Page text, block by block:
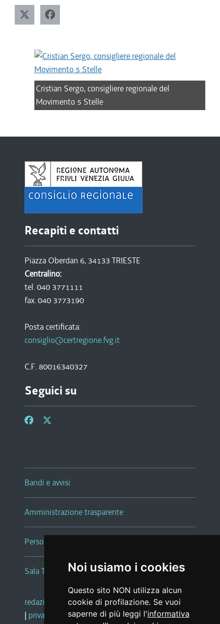
Noi usiamo i cookies
Questo sito NON utilizza alcun
cookie di profilazione. Se vuoi
saperne di più leggi l'informativa
Cristian Sergo, consigliere regionale del
Movimento 5 Stelle
Recapiti e contatti
Piazza Oberdan 6, 34133 TRIESTE
Centralino:
tel. 040 3771111
fax. 040 3773190
Posta certificata:
consiglio@certregione.fvg.it
C.F. 80016340327
Seguici su
Bandi e avvisi
Amministrazione trasparente
Persone e Uffici
Sala Tiziano Tessitori
redazione web |note legali |glossario
| privacy
social media policy